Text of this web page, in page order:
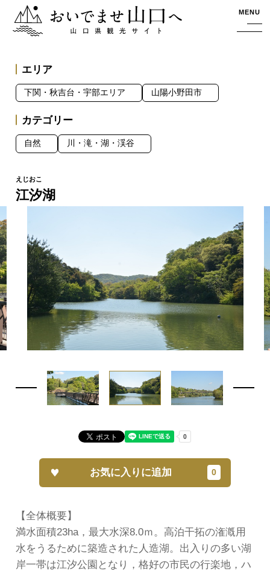
おいでませ山口へー山口県観光サイト MENU
江汐湖
【全体概要】
満水面積23ha，最大水深8.0ｍ。高泊干拓の潅漑用
水をうるために築造された人造湖。出入りの多い湖
岸一帯は江汐公園となり，格好の市民の行楽地，ハ
お気に入りに追加
エリア
下関・秋吉台・宇部エリア 山陽小野田市
カテゴリー
自然 川・滝・湖・渓谷